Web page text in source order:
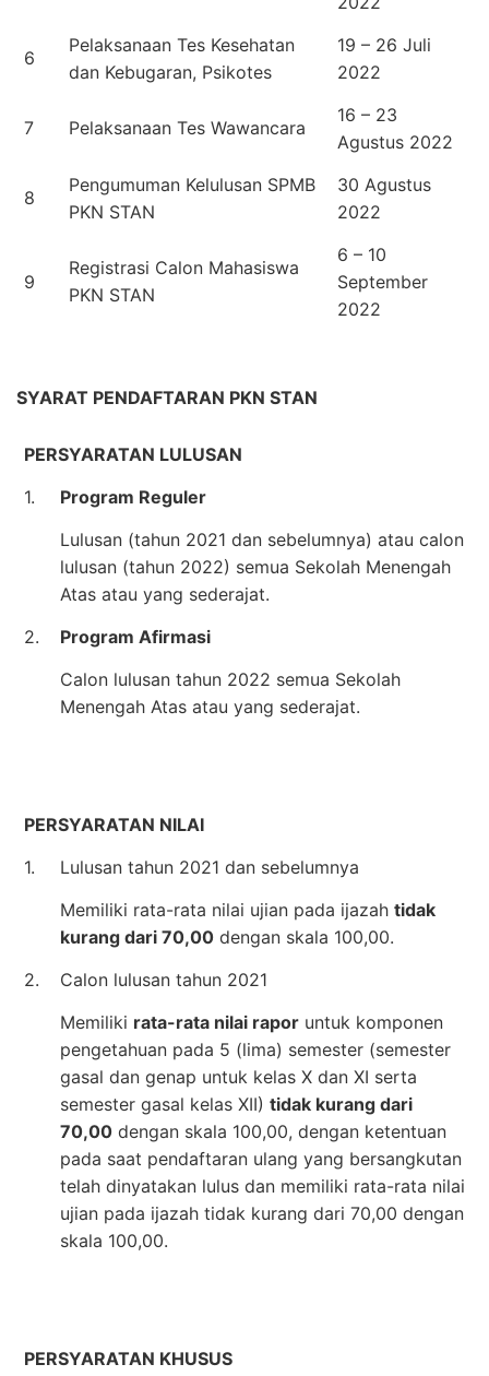
6
Pelaksanaan Tes Kesehatan
dan Kebugaran, Psikotes
19 – 26 Juli
2022
7 Pelaksanaan Tes Wawancara
16 – 23
Agustus 2022
8
Pengumuman Kelulusan SPMB
PKN STAN
30 Agustus
2022
9
Registrasi Calon Mahasiswa
PKN STAN
6 – 10
September
2022
SYARAT PENDAFTARAN PKN STAN
PERSYARATAN LULUSAN
1.
Program Reguler
Lulusan (tahun 2021 dan sebelumnya) atau calon
lulusan (tahun 2022) semua Sekolah Menengah
Atas atau yang sederajat.
2.
Program Afirmasi
Calon lulusan tahun 2022 semua Sekolah
Menengah Atas atau yang sederajat.
PERSYARATAN NILAI
1.
Lulusan tahun 2021 dan sebelumnya
Memiliki rata-rata nilai ujian pada ijazah tidak
kurang dari 70,00 dengan skala 100,00.
2.
Calon lulusan tahun 2021
Memiliki rata-rata nilai rapor untuk komponen
pengetahuan pada 5 (lima) semester (semester
gasal dan genap untuk kelas X dan XI serta
semester gasal kelas XII) tidak kurang dari
70,00 dengan skala 100,00, dengan ketentuan
pada saat pendaftaran ulang yang bersangkutan
telah dinyatakan lulus dan memiliki rata-rata nilai
ujian pada ijazah tidak kurang dari 70,00 dengan
skala 100,00.
PERSYARATAN KHUSUS